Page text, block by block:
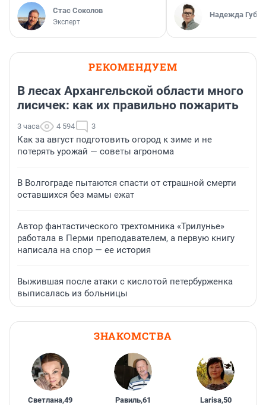
Стас Соколов
Эксперт
Надежда
РЕКОМЕНДУЕМ
В лесах Архангельской области много
лисичек: как их правильно пожарить
3 часа 4 594 3
Как за август подготовить огород к зиме и не
потерять урожай — советы агронома
В Волгограде пытаются спасти от страшной смерти
оставшихся без мамы ежат
Автор фантастического трехтомника «Трилунье»
работала в Перми преподавателем, а первую книгу
написала на спор — ее история
Выжившая после атаки с кислотой петербурженка
выписалась из больницы
ЗНАКОМСТВА
Светлана,49 Равиль,61 Larisa,50